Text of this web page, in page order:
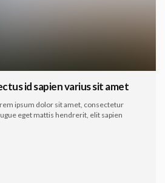
id sapien varius sit amet
ipsum dolor sit amet, consectetur
eget mattis hendrerit, elit sapien